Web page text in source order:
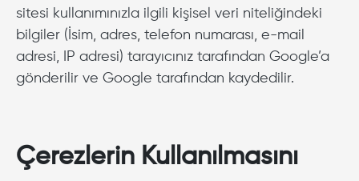
sitesi kullanımınızla ilgili kişisel veri niteliğindeki
bilgiler (İsim, adres, telefon numarası, e-mail
adresi, IP adresi) tarayıcınız tarafından Google’a
gönderilir ve Google tarafından kaydedilir.
Çerezlerin Kullanılmasını